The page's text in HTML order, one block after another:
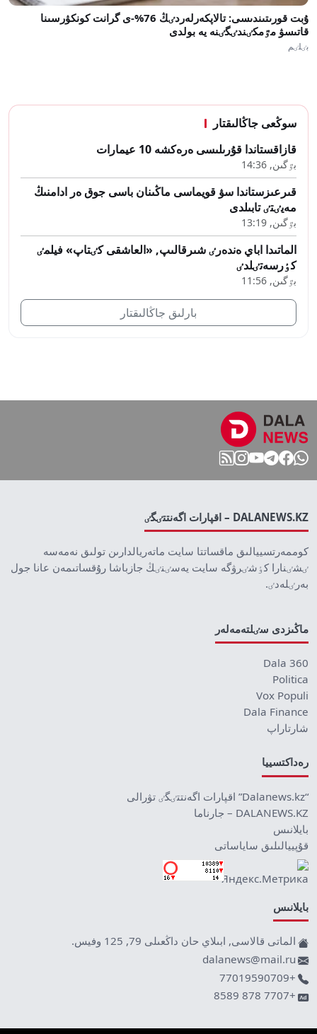
ۇبت قورىتىندىسى: تالاپكەرلەردٸڭ 76%-ى گرانت كونكۋرسىنا
قاتىسۋ مٷمكٸندٸگٸنە يە بولدى
بٸلٸم
سوڭعى جاڭالىقتار
قازاقستاندا قۇرىلىسى ەرەكشە 10 عيمارات
بٷگىن, 14:36
قىرعىزستاندا سۋ قويماسى ماڭىنان باسى جوق ەر ادامنىڭ
مەيٸتٸ تابىلدى
بٷگىن, 13:19
الماتىدا اباي ەندەرٸ شىرقالىپ, «العاشقى كٸتاپ» فيلمٸ
كٶرسەتٸلدٸ
بٷگىن, 11:56
بارلىق جاڭالىقتار
DALANEWS.KZ – اقپارات اگەنتتٸگٸ
كوممەرتسييالىق ماقساتتا سايت ماتەريالدارىن تولىق نەمەسە
ٸشٸنارا كٶشٸرۋگە سايت يەسٸنٸڭ جازباشا رۇقساتىمەن عانا جول
بەرٸلەدٸ.
ماڭىزدى سٸلتەمەلەر
Dala 360
Politica
Vox Populi
Dala Finance
شارتاراپ
رەداكتسييا
“Dalanews.kz” اقپارات اگەنتتٸگٸ تۋرالى
DALANEWS.KZ – جارناما
بايلانىس
قۇپييالىلىق ساياساتى
بايلانىس
الماتى قالاسى, ابىلاي حان داڭعىلى 79, 125 وفيس.
dalanews@mail.ru
+77019590709
+7707 878 8589